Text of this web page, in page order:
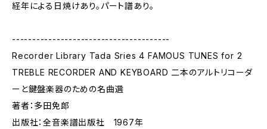
経年による日焼けあり。パート譜あり。
---------------------------------------
Recorder Library Tada Sries 4 FAMOUS TUNES for 2
TREBLE RECORDER AND KEYBOARD 二本のアルトリコーダ
ーと鍵盤楽器のための名曲選
著者：多田免郎
出版社：全音楽譜出版社 1967年